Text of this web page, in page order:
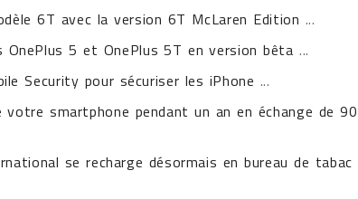
6T avec la version 6T McLaren Edition ...
5 et OnePlus 5T en version bêta ...
Security pour sécuriser les iPhone ...
smartphone pendant un an en échange de 90
se recharge désormais en bureau de tabac